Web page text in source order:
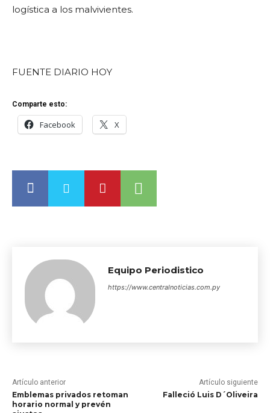
logística a los malvivientes.
FUENTE DIARIO HOY
Comparte esto:
Facebook X
Equipo Periodistico
https://www.centralnoticias.com.py
Artículo anterior
Emblemas privados retoman
horario normal y prevén
Artículo siguiente
Falleció Luis D´Oliveira